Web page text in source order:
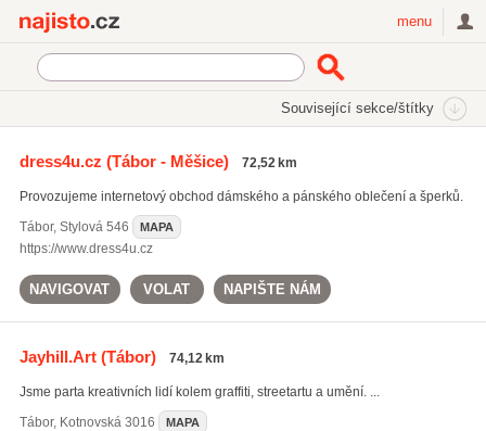
menu
Související sekce/štítky
Oblečení, obuv a doplňky
Dámské oděvy
dress4u.cz (Tábor - Měšice) 72,52 km
Provozujeme internetový obchod dámského a pánského oblečení a šperků.
Tábor, Stylová 546 MAPA
https://www.dress4u.cz
NAVIGOVAT VOLAT NAPIŠTE NÁM
Jayhill.Art(Tábor) 74,12 km
Jsme parta kreativních lidí kolem graffiti, streetartu a umění. ...
Tábor, Kotnovská 3016 MAPA